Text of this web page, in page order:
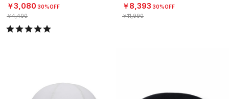
￥3,080 30%OFF
￥4,400
￥8,393 30%OFF
￥11,990